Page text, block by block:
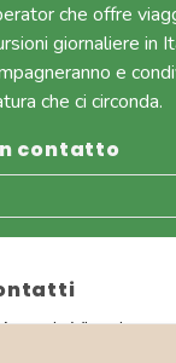
che offre
giornaliere in
e
che ci circonda.
contatto
Viaggi